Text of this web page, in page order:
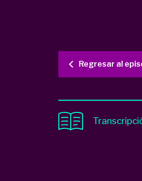
Regresar al